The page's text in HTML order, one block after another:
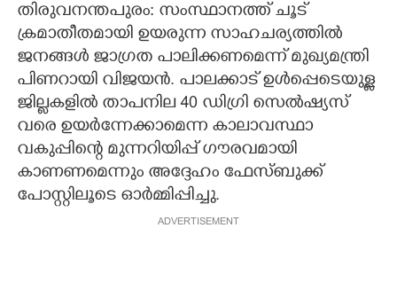
LITERATURE
ZOOM
CONTACT US
തിരുവനന്തപുരം: സംസ്ഥാനത്ത് ചൂട്
ക്രമാതീതമായി ഉയരുന്ന സാഹചര്യത്തിൽ
ജനങ്ങൾ ജാഗ്രത പാലിക്കണമെന്ന് മുഖ്യമന്ത്രി
പിണറായി വിജയൻ. പാലക്കാട് ഉൾപ്പെടെയുള്ള
ജില്ലകളിൽ താപനില 40 ഡിഗ്രി സെൽഷ്യസ്
വരെ ഉയർന്നേക്കാമെന്ന കാലാവസ്ഥാ
വകുപ്പിന്റെ മുന്നറിയിപ്പ് ഗൗരവമായി
കാണണമെന്നും അദ്ദേഹം ഫേസ്ബുക്ക്
പോസ്റ്റിലൂടെ ഓർമ്മിപ്പിച്ചു.
ADVERTISEMENT